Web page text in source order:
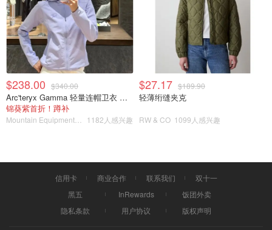
AI说，凯特王妃这个视频，有96%的可能性，是AI合成的
$238.00 $340.00
Arc'teryx Gamma 轻量连帽卫衣 女款
锦葵紫首折！蹲补
1182人感兴趣
$27.17 $189.90
轻薄绗缝夹克
RW & CO 1099人感兴趣
信用卡 商业合作 联系我们
双十一
黑五
InRewards
饭团外卖
隐私条款
用户协议 版权声明